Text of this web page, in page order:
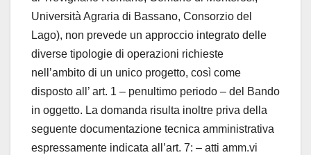
Università Agraria di Bassano, Consorzio del
Lago), non prevede un approccio integrato delle
diverse tipologie di operazioni richieste
nell’ambito di un unico progetto, così come
disposto all’ art. 1 – penultimo periodo – del Bando
in oggetto. La domanda risulta inoltre priva della
seguente documentazione tecnica amministrativa
espressamente indicata all’art. 7: – atti amm.vi